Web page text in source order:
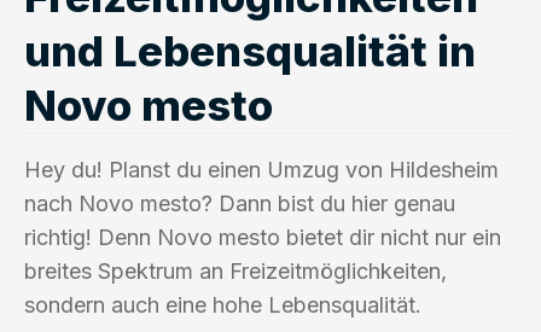
und Lebensqualität in
Novo mesto
Hey du! Planst du einen Umzug von Hildesheim
nach Novo mesto? Dann bist du hier genau
richtig! Denn Novo mesto bietet dir nicht nur ein
breites Spektrum an Freizeitmöglichkeiten,
sondern auch eine hohe Lebensqualität.